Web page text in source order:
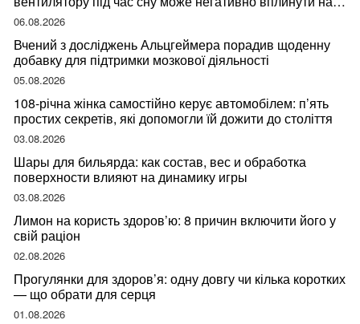
ваше здоров’я
06.08.2026
Вчений з досліджень Альцгеймера порадив щоденну
добавку для підтримки мозкової діяльності
05.08.2026
108-річна жінка самостійно керує автомобілем: п’ять
простих секретів, які допомогли їй дожити до століття
03.08.2026
Шары для бильярда: как состав, вес и обработка
поверхности влияют на динамику игры
03.08.2026
Лимон на користь здоров’ю: 8 причин включити його у
свій раціон
02.08.2026
Прогулянки для здоров’я: одну довгу чи кілька коротких
— що обрати для серця
01.08.2026